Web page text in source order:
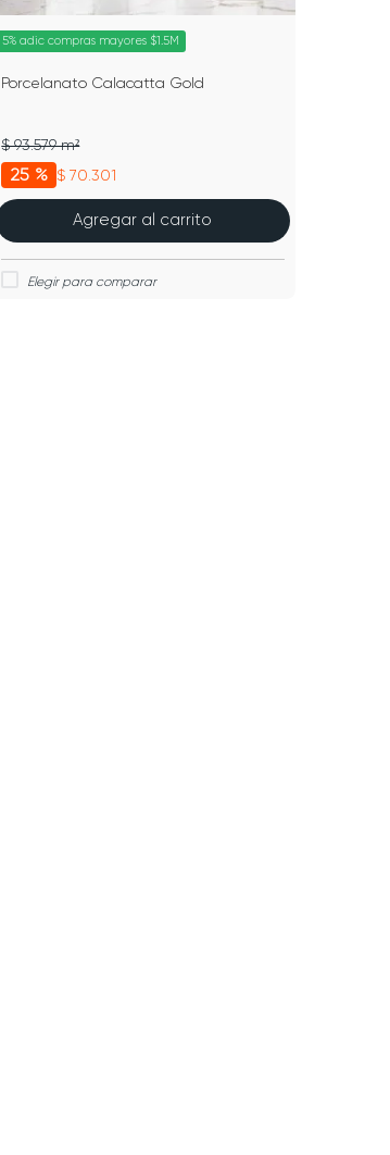
5% adic compras mayores $1.5M
Porcelanato Calacatta Gold
25 % $ 70.301
$ 93.579 m²
Agregar al carrito